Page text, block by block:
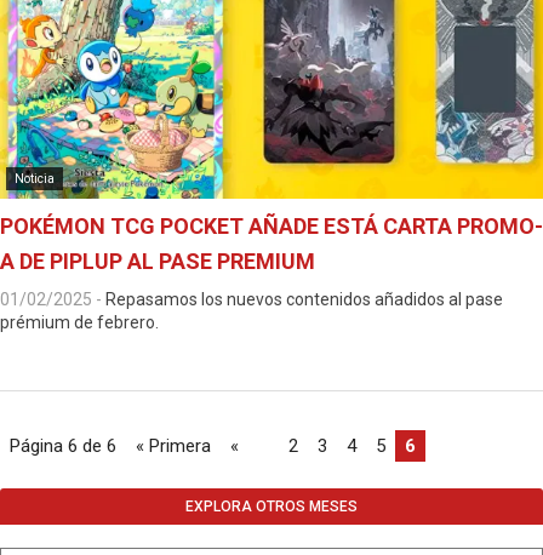
Noticia
POKÉMON TCG POCKET AÑADE ESTÁ CARTA PROMO-
A DE PIPLUP AL PASE PREMIUM
01/02/2025 - Repasamos los nuevos contenidos añadidos al pase
prémium de febrero.
Página 6 de 6 « Primera « 2 3 4 5 6
EXPLORA OTROS MESES